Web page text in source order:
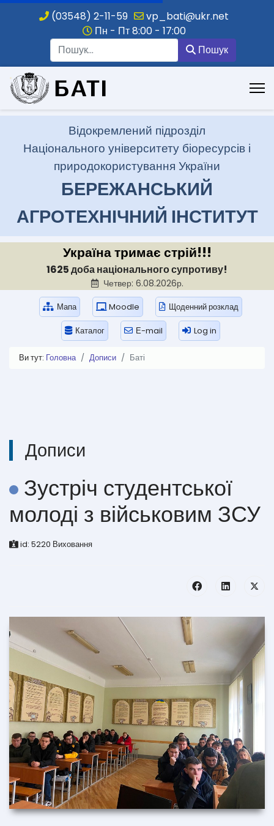
(03548) 2-11-59
vp_bati@ukr.net
Пн - Пт 8:00 - 17:00
Пошук
.
Відокремлений підрозділ
Національного університету біоресурсів і
природокористування України
БЕРЕЖАНСЬКИЙ
АГРОТЕХНІЧНИЙ ІНСТИТУТ
Україна тримає стрій!!!
1625 доба національного супротиву!
Четвер: 6.08.2026р.
Мапа Moodle Щоденний розклад
Каталог Е-mail Log in
Ви тут: Головна Дописи Баті
Дописи
Зустріч студентської
молоді з військовим ЗСУ
id: 5220 Виховання